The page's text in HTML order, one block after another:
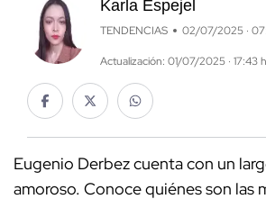
Karla Espejel
TENDENCIAS 02/07/2025 ·
Actualización: 01/07/2025 · 17:43
Eugenio Derbez cuenta con un
amoroso. Conoce quiénes son las